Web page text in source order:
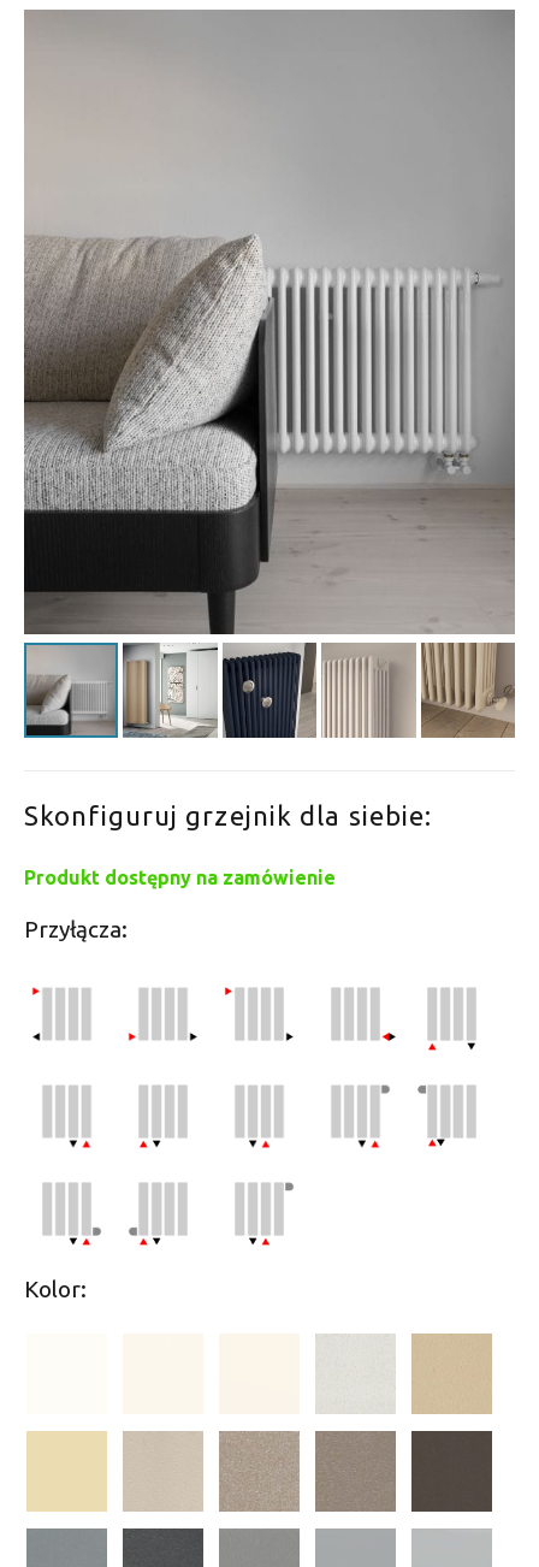
Skonfiguruj grzejnik dla siebie:
Produkt dostępny na zamówienie
Przyłącza:
Kolor: